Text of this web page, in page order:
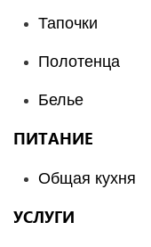
Тапочки
Полотенца
Белье
ПИТАНИЕ
Общая кухня
УСЛУГИ